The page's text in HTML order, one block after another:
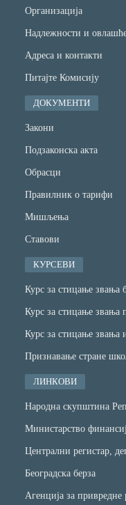
Организација
Надлежности и
Адреса и контакти
Питајте Комисију
ДОКУМЕНТИ
Закони
Подзаконска акта
Обрасци
Правилник о тарифи
Мишљења
Ставови
КУРСЕВИ
Курс за стицање звања
Курс за стицање звања
Курс за стицање звања
Признавање стране
ЛИНКОВИ
Народна скупштина
Министарство
Централни регистар,
Београдска берза
Агенција за привредне